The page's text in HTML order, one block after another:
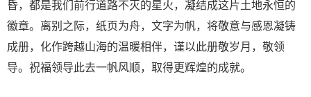
昏，都是我们前行道路不灭的星火，凝结成这片土地永恒的
徽章。离别之际，纸页为舟，文字为帆，将敬意与感恩凝铸
成册，化作跨越山海的温暖相伴，谨以此册敬岁月，敬领
导。祝福领导此去一帆风顺，取得更辉煌的成就。